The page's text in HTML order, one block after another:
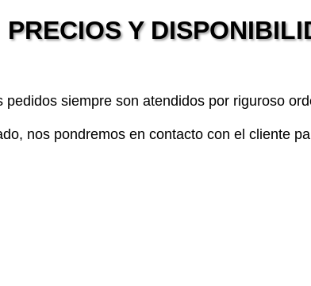
PRECIOS Y
siempre son atendidos por riguroso
nos pondremos en contacto con el cliente